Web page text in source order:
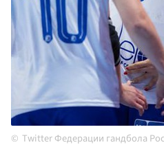
Twitter Федерации гандбола